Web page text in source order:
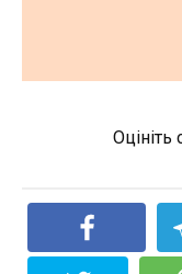
Оцініть